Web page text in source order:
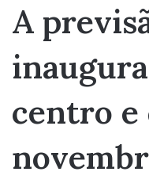
A
centro e